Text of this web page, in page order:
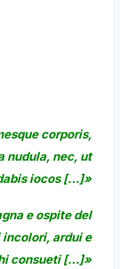
corporis,
nudula, nec, ut
iocos […]»
e ospite del
incolori, ardui e
consueti […]»